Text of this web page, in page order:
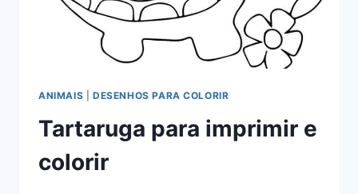
ANIMAIS DESENHOS PARA COLORIR
Tartaruga para imprimir e
colorir